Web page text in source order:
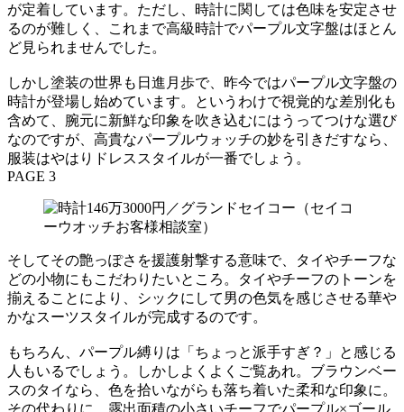
が定着しています。ただし、時計に関しては色味を安定させ
るのが難しく、これまで高級時計でパープル文字盤はほとん
ど見られませんでした。
しかし塗装の世界も日進月歩で、昨今ではパープル文字盤の
時計が登場し始めています。というわけで視覚的な差別化も
含めて、腕元に新鮮な印象を吹き込むにはうってつけな選び
なのですが、高貴なパープルウォッチの妙を引きだすなら、
服装はやはりドレススタイルが一番でしょう。
PAGE 3
そしてその艶っぽさを援護射撃する意味で、タイやチーフな
どの小物にもこだわりたいところ。タイやチーフのトーンを
揃えることにより、シックにして男の色気を感じさせる華や
かなスーツスタイルが完成するのです。
もちろん、パープル縛りは「ちょっと派手すぎ？」と感じる
人もいるでしょう。しかしよくよくご覧あれ。ブラウンベー
スのタイなら、色を拾いながらも落ち着いた柔和な印象に。